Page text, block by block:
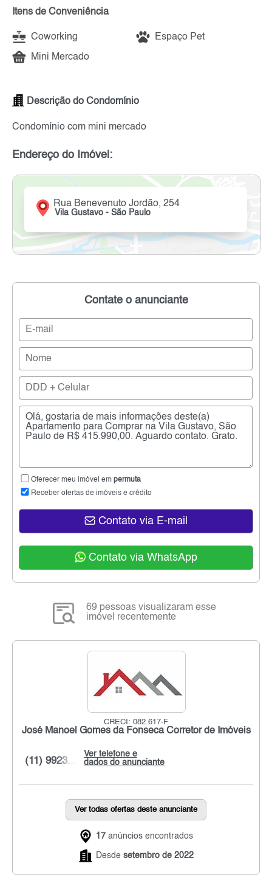
Itens de Conveniência
Coworking Espaço Pet
Mini Mercado
Descrição do Condomínio
Condomínio com mini mercado
Endereço do Imóvel:
Rua Benevenuto Jordão, 254
Vila Gustavo - São Paulo
Contate o anunciante
Oferecer meu imóvel em permuta
Receber ofertas de imóveis e crédito
Contato via E-mail
Contato via WhatsApp
69 pessoas visualizaram esse
imóvel recentemente
CRECI: 082.617-F
José Manoel Gomes da Fonseca Corretor de Imóveis
Ver telefone e
dados do anunciante
(11) 9923...
Ver todas ofertas deste anunciante
17 anúncios encontrados
Desde setembro de 2022